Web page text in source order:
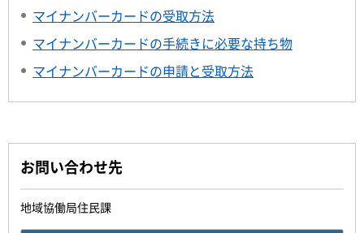
マイナンバーカードの受取方法
マイナンバーカードの手続きに必要な持ち物
マイナンバーカードの申請と受取方法
お問い合わせ先
地域協働局住民課